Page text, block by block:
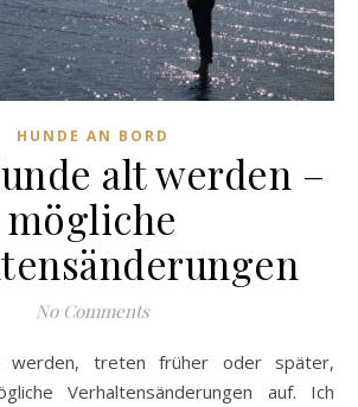
HUNDE AN BORD
alt werden –
mögliche
No Comments
Verhaltensänderungen auf. Ich